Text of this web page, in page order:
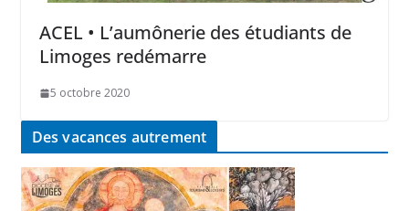
ACEL • L’aumônerie des étudiants de
Limoges redémarre
5 octobre 2020
Des vacances autrement